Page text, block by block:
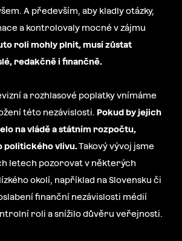
A především, aby kladly otázky,
a kontrolovaly mocné v zájmu
roli mohly plnit, musí zůstat
redakčně i finančně.
a rozhlasové poplatky vnímáme
této nezávislosti.Pokud by jejich
na vládě a státním rozpočtu,
politického vlivu.Takový vývoj jsme
letech pozorovat v některých
okolí, například na Slovensku či
finanční nezávislosti médií
roli a snížilo důvěru veřejnosti.